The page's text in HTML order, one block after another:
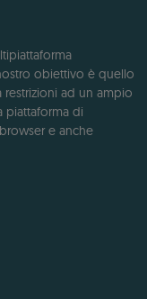
obiettivo è quello
ad un ampio
di
e anche